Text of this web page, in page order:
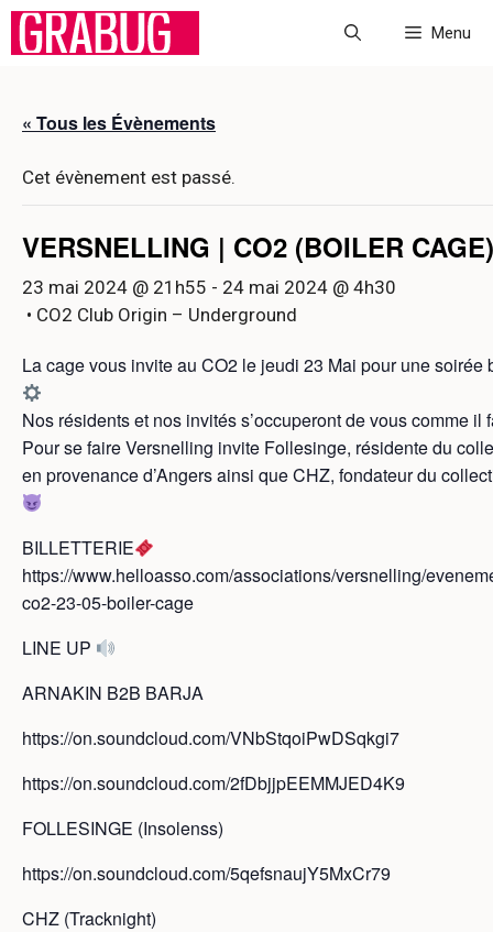
Aller
Menu
« Tous les Évènements
Cet évènement est passé.
VERSNELLING | CO2 (BOILER CAGE)
23 mai 2024 @ 21h55 - 24 mai 2024 @ 4h30
• CO2 Club Origin – Underground
La cage vous invite au CO2 le jeudi 23 Mai pour une soirée
Nos résidents et nos invités s’occuperont de vous comme il
Pour se faire Versnelling invite Follesinge, résidente du
en provenance d’Angers ainsi que CHZ, fondateur du
BILLETTERIE
https://www.helloasso.com/associations/versnelling/
co2-23-05-boiler-cage
LINE UP
ARNAKIN B2B BARJA
https://on.soundcloud.com/VNbStqoiPwDSqkgi7
https://on.soundcloud.com/2fDbjjpEEMMJED4K9
FOLLESINGE (Insolenss)
https://on.soundcloud.com/5qefsnaujY5MxCr79
CHZ (Tracknight)